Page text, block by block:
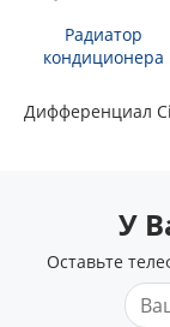
Радиатор
кондиционера
Дифференциал
У
Оставьте